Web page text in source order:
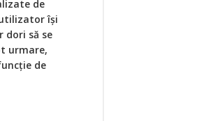
de
își
dori să se
urmare,
de